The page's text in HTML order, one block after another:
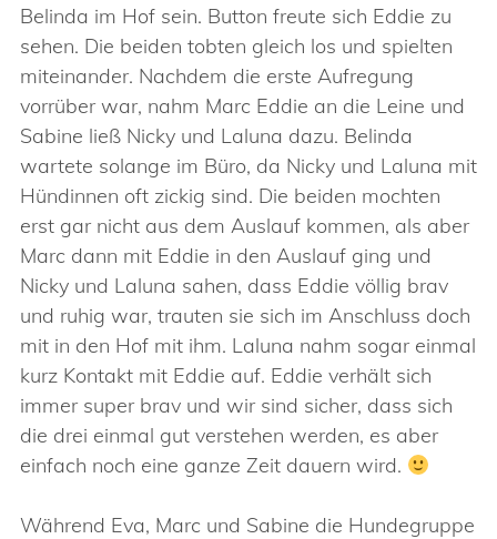
Belinda im Hof sein. Button freute sich Eddie zu
sehen. Die beiden tobten gleich los und spielten
miteinander. Nachdem die erste Aufregung
vorrüber war, nahm Marc Eddie an die Leine und
Sabine ließ Nicky und Laluna dazu. Belinda
wartete solange im Büro, da Nicky und Laluna mit
Hündinnen oft zickig sind. Die beiden mochten
erst gar nicht aus dem Auslauf kommen, als aber
Marc dann mit Eddie in den Auslauf ging und
Nicky und Laluna sahen, dass Eddie völlig brav
und ruhig war, trauten sie sich im Anschluss doch
mit in den Hof mit ihm. Laluna nahm sogar einmal
kurz Kontakt mit Eddie auf. Eddie verhält sich
immer super brav und wir sind sicher, dass sich
die drei einmal gut verstehen werden, es aber
einfach noch eine ganze Zeit dauern wird.
Während Eva, Marc und Sabine die Hundegruppe